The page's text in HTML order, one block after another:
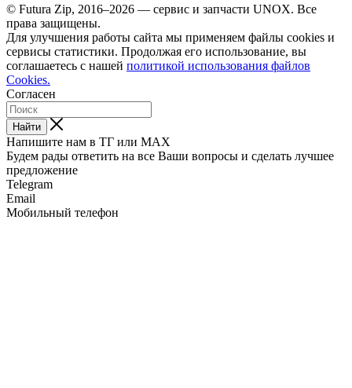
© Futura Zip, 2016–2026 — сервис и запчасти UNOX. Все
права защищены.
Для улучшения работы сайта мы применяем файлы cookies и
сервисы статистики. Продолжая его использование, вы
соглашаетесь с нашей политикой использования файлов
Cookies.
Согласен
Найти
Напишите нам в ТГ или MAX
Будем рады ответить на все Ваши вопросы и сделать лучшее
предложение
Telegram
Email
Мобильный телефон